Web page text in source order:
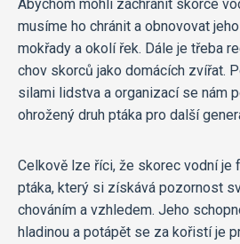
Abychom mohli zachránit skorce
musíme ho chránit a obnovovat
mokřady a okolí řek. Dále je třeba
chov skorců jako domácích zvířat.
silami lidstva a organizací se nám
ohrožený druh ptáka pro další
Celkově lze říci, že skorec vodní je
ptáka, který si získává pozornost
chováním a vzhledem. Jeho
hladinou a potápět se za kořistí je